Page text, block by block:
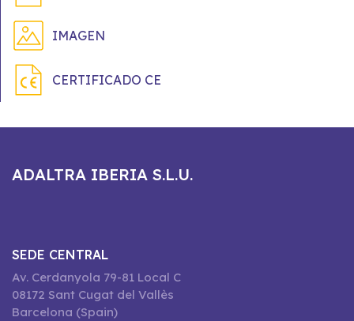
IMAGEN
CERTIFICADO CE
ADALTRA IBERIA S.L.U.
SEDE CENTRAL
Av. Cerdanyola 79-81 Local C
08172 Sant Cugat del Vallès
Barcelona (Spain)